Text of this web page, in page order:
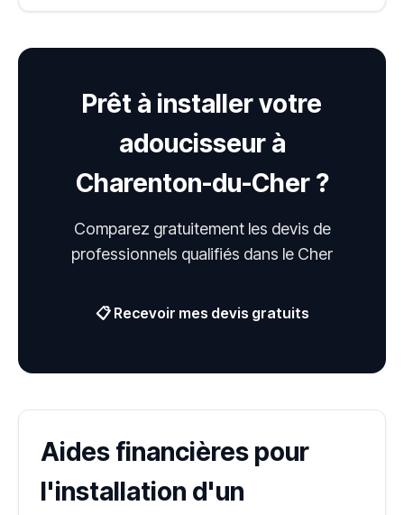
Prêt à installer votre
adoucisseur à
Charenton-du-Cher ?
Comparez gratuitement les devis de
professionnels qualifiés dans le Cher
📋 Recevoir mes devis gratuits
Aides financières pour
l'installation d'un